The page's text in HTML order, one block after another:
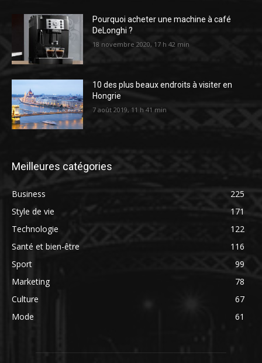
Pourquoi acheter une machine à café
DeLonghi ?
18 novembre 2020, 17 h 42 min
10 des plus beaux endroits à visiter en
Hongrie
7 août 2019, 11 h 41 min
Meilleures catégories
Business
225
Style de vie
171
Technologie
122
Santé et bien-être
116
Sport
99
Marketing
78
Culture
67
Mode
61